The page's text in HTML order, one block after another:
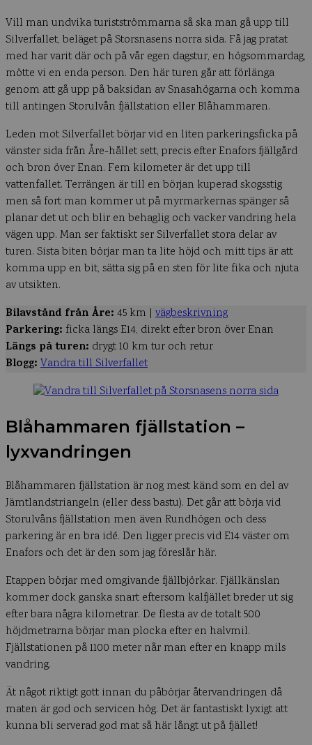
Vill man undvika turistströmmarna så ska man gå upp till
Silverfallet, beläget på Storsnasens norra sida. Få jag pratat
med har varit där och på vår egen dagstur, en högsommardag,
mötte vi en enda person. Den här turen går att förlänga
genom att gå upp på baksidan av Snasahögarna och komma
till antingen Storulvån fjällstation eller Blåhammaren.
Leden mot Silverfallet börjar vid en liten parkeringsficka på
vänster sida från Åre-hållet sett, precis efter Enafors fjällgård
och bron över Enan. Fem kilometer är det upp till
vattenfallet. Terrängen är till en början kuperad skogsstig
men så fort man kommer ut på myrmarkernas spänger så
planar det ut och blir en behaglig och vacker vandring hela
vägen upp. Man ser faktiskt ser Silverfallet stora delar av
turen. Sista biten börjar man ta lite höjd och mitt tips är att
komma upp en bit, sätta sig på en sten för lite fika och njuta
av utsikten.
Bilavstånd från Åre: 45 km | vägbeskrivning
Parkering: ficka längs E14, direkt efter bron över Enan
Längs på turen: drygt 10 km tur och retur
Blogg: Vandra till Silverfallet
Blåhammaren fjällstation –
lyxvandringen
Blåhammaren fjällstation är nog mest känd som en del av
Jämtlandstriangeln (eller dess bastu). Det går att börja vid
Storulvåns fjällstation men även Rundhögen och dess
parkering är en bra idé. Den ligger precis vid E14 väster om
Enafors och det är den som jag föreslår här.
Etappen börjar med omgivande fjällbjörkar. Fjällkänslan
kommer dock ganska snart eftersom kalfjället breder ut sig
efter bara några kilometrar. De flesta av de totalt 500
höjdmetrarna börjar man plocka efter en halvmil.
Fjällstationen på 1100 meter når man efter en knapp mils
vandring.
Ät något riktigt gott innan du påbörjar återvandringen då
maten är god och servicen hög. Det är fantastiskt lyxigt att
kunna bli serverad god mat så här långt ut på fjället!